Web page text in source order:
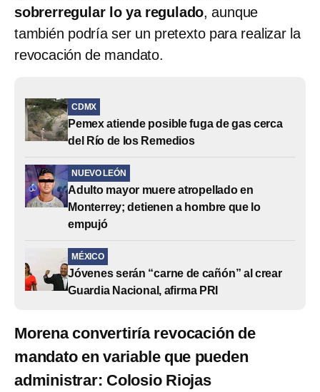
sobrerregular lo ya regulado, aunque
también podría ser un pretexto para realizar la
revocación de mandato.
CDMX
Pemex atiende posible fuga de gas cerca
del Río de los Remedios
NUEVO LEÓN
Adulto mayor muere atropellado en
Monterrey; detienen a hombre que lo
empujó
MÉXICO
Jóvenes serán “carne de cañón” al crear
Guardia Nacional, afirma PRI
Morena convertiría revocación de
mandato en variable que pueden
administrar: Colosio Riojas